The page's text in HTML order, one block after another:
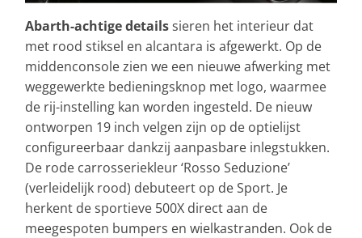
Abarth-achtige detailssieren het interieur dat
met rood stiksel en alcantara is afgewerkt. Op de
middenconsole zien we een nieuwe afwerking met
weggewerkte bedieningsknop met logo, waarmee
de rij-instelling kan worden ingesteld. De nieuw
ontworpen 19 inch velgen zijn op de optielijst
configureerbaar dankzij aanpasbare inlegstukken.
De rode carrosseriekleur ‘Rosso Seduzione’
(verleidelijk rood) debuteert op de Sport. Je
herkent de sportieve 500X direct aan de
meegespoten bumpers en wielkastranden. Ook de